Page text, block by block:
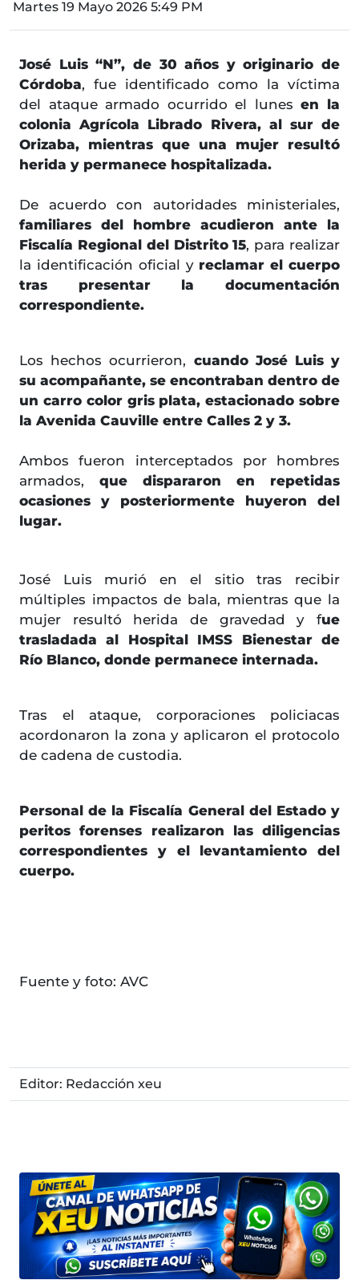
Martes 19 Mayo 2026 5:49 PM
José Luis “N”, de 30 años y originario de
Córdoba, fue identificado como la víctima
del ataque armado ocurrido el lunes en la
colonia Agrícola Librado Rivera, al sur de
Orizaba, mientras que una mujer resultó
herida y permanece hospitalizada.
De acuerdo con autoridades ministeriales,
familiares del hombre acudieron ante la
Fiscalía Regional del Distrito 15, para realizar
la identificación oficial y reclamar el cuerpo
tras presentar la documentación
correspondiente.
Los hechos ocurrieron, cuando José Luis y
su acompañante, se encontraban dentro de
un carro color gris plata, estacionado sobre
la Avenida Cauville entre Calles 2 y 3.
Ambos fueron interceptados por hombres
armados, que dispararon en repetidas
ocasiones y posteriormente huyeron del
lugar.
José Luis murió en el sitio tras recibir
múltiples impactos de bala, mientras que la
mujer resultó herida de gravedad y fue
trasladada al Hospital IMSS Bienestar de
Río Blanco, donde permanece internada.
Tras el ataque, corporaciones policiacas
acordonaron la zona y aplicaron el protocolo
de cadena de custodia.
Personal de la Fiscalía General del Estado y
peritos forenses realizaron las diligencias
correspondientes y el levantamiento del
cuerpo.
Fuente y foto: AVC
Editor: Redacción xeu